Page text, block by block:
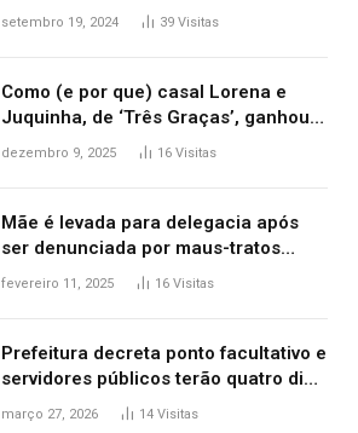
durante confusão no trânsito
setembro 19, 2024 39 Visitas
Como (e por que) casal Lorena e
Juquinha, de ‘Três Graças’, ganhou
repercussão internacional
dezembro 9, 2025 16 Visitas
Mãe é levada para delegacia após
ser denunciada por maus-tratos
contra dois filhos, diz polícia
fevereiro 11, 2025 16 Visitas
Prefeitura decreta ponto facultativo e
servidores públicos terão quatro dias
de folga na Semana Santa
março 27, 2026 14 Visitas